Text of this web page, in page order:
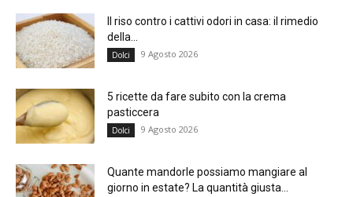
Il riso contro i cattivi odori in casa: il rimedio
della...
Dolci 9 Agosto 2026
5 ricette da fare subito con la crema
pasticcera
Dolci 9 Agosto 2026
Quante mandorle possiamo mangiare al
giorno in estate? La quantità giusta...